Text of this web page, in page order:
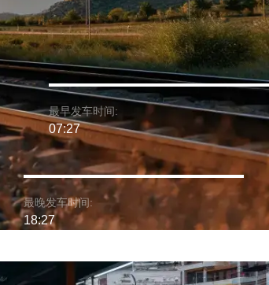
最早发车时间:
07:27
最晚发车时间:
18:27